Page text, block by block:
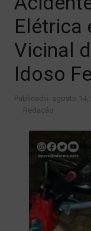
Elétrica
Vicinal
Idoso
Publicado: agosto 14,
Author
Redação